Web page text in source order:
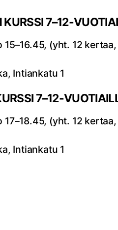
7–12-
15–16.45, (yht. 12
Intiankatu 1
7–12-
17–18.45, (yht. 12
Intiankatu 1